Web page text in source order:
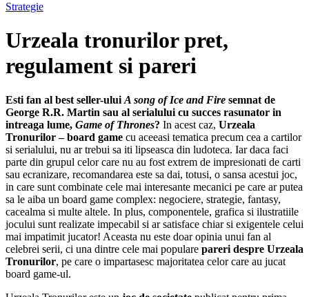
Strategie
Urzeala tronurilor pret,
regulament si pareri
Esti fan al best seller-ului A song of Ice and Fire semnat de
George R.R. Martin sau al serialului cu succes rasunator in
intreaga lume, Game of Thrones? In acest caz, Urzeala
Tronurilor – board game cu aceeasi tematica precum cea a cartilor
si serialului, nu ar trebui sa iti lipseasca din ludoteca. Iar daca faci
parte din grupul celor care nu au fost extrem de impresionati de carti
sau ecranizare, recomandarea este sa dai, totusi, o sansa acestui joc,
in care sunt combinate cele mai interesante mecanici pe care ar putea
sa le aiba un board game complex: negociere, strategie, fantasy,
cacealma si multe altele. In plus, componentele, grafica si ilustratiile
jocului sunt realizate impecabil si ar satisface chiar si exigentele celui
mai impatimit jucator! Aceasta nu este doar opinia unui fan al
celebrei serii, ci una dintre cele mai populare pareri despre Urzeala
Tronurilor, pe care o impartasesc majoritatea celor care au jucat
board game-ul.